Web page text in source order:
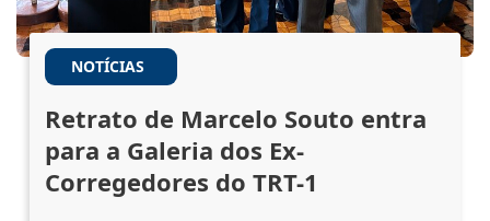
NOTÍCIAS
Retrato de Marcelo Souto entra
para a Galeria dos Ex-
Corregedores do TRT-1